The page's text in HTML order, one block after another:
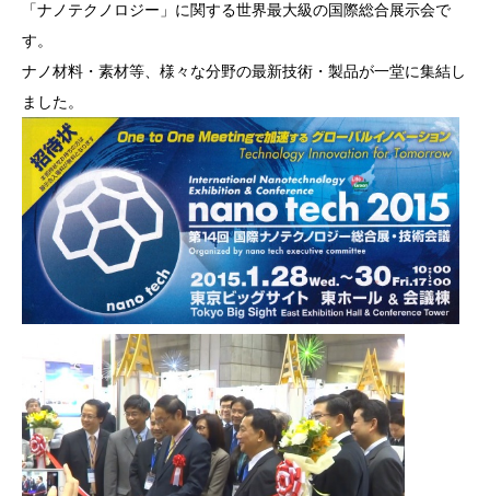
「ナノテクノロジー」に関する世界最大級の国際総合展示会で
す。
ナノ材料・素材等、様々な分野の最新技術・製品が一堂に集結し
ました。